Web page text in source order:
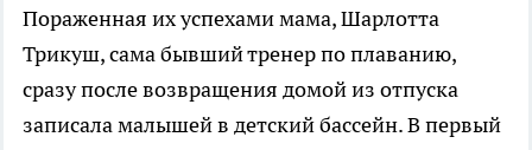
Пораженная их успехами мама, Шарлотта
Трикуш, сама бывший тренер по плаванию,
сразу после возвращения домой из отпуска
записала малышей в детский бассейн. В первый